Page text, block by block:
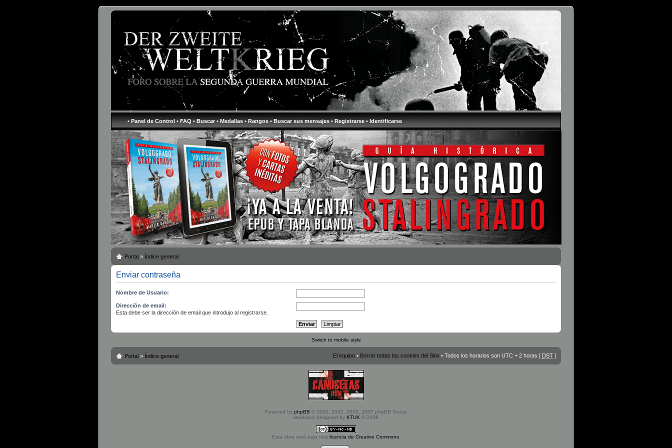
• Panel de Control • FAQ • Buscar • Medallas • Rangos • Buscar sus mensajes • Registrarse • Identificarse
Portal » Índice general
Enviar contraseña
Nombre de Usuario:
Dirección de email:
Esta debe ser la dirección de email que introdujo al registrarse.
Switch to mobile style
Portal » Índice general El equipo • Borrar todas las cookies del Sitio • Todos los horarios son UTC + 2 horas [ DST ]
Powered by phpBB © 2000, 2002, 2005, 2007 phpBB Group
ktukblack designed by KTUK © 2008
Esta obra está bajo una licencia de Creative Commons.